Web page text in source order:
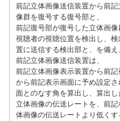
前記立体画像送信装置から前
像群を復号する復号部と、
前記復号部が復号した立体画像
視聴者の視聴位置を検出し、
置に送信する検出部と、を備え
前記立体画像送信装置は、
前記立体画像表示装置から前
から前記表示画面に予め設定
面とのなす角を算出し、算出
立体画像の伝送レートを、前
体画像の伝送レートより低くす